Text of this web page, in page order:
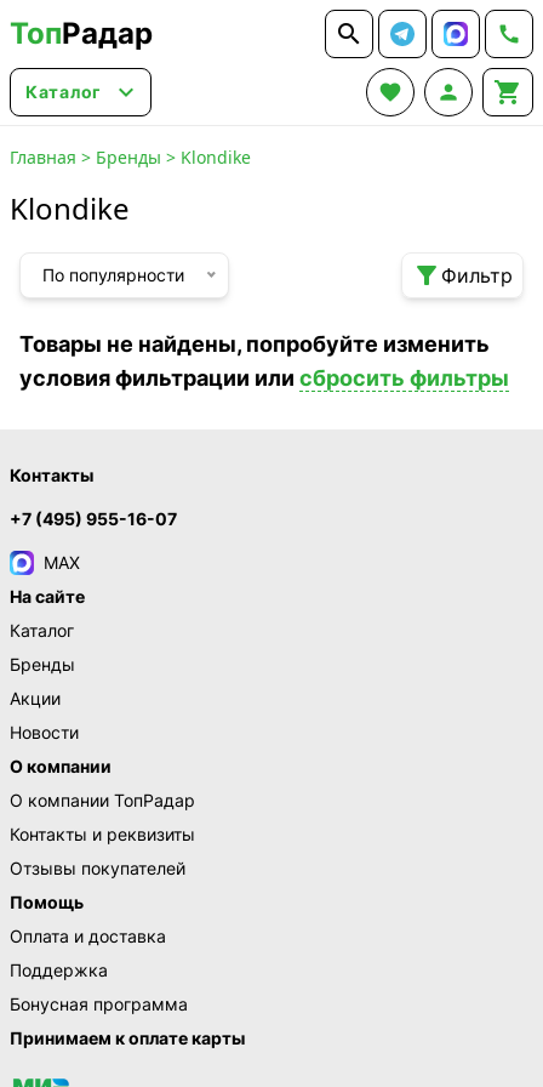
ТопРадар  
Каталог    
Главная > Бренды > Klondike
Klondike
По популярности  Фильтр
Товары не найдены, попробуйте изменить
условия фильтрации или сбросить фильтры
Контакты
+7 (495) 955-16-07
MAX
На сайте
Каталог
Бренды
Акции
Новости
О компании
О компании ТопРадар
Контакты и реквизиты
Отзывы покупателей
Помощь
Оплата и доставка
Поддержка
Бонусная программа
Принимаем к оплате карты